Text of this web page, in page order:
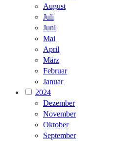
August
Juli
Juni
Mai
April
März
Februar
Januar
2024
Dezember
November
Oktober
September